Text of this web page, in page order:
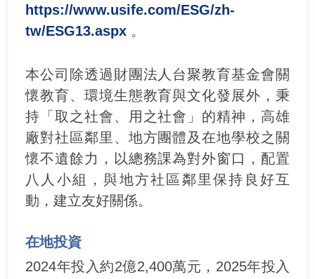
https://www.usife.com/ESG/zh-
tw/ESG13.aspx 。
本公司除透過財團法人台聚教育基金會關
懷教育、環境生態教育與文化發展外，秉
持「取之社會、用之社會」的精神，高雄
廠對社區鄰里、地方團體及在地學校之關
懷不遺餘力，以總務課為對外窗口，配置
八人小組，與地方社區鄰里保持良好互
動，建立友好關係。
在地投資
2024年投入約2億2,400萬元，2025年投入